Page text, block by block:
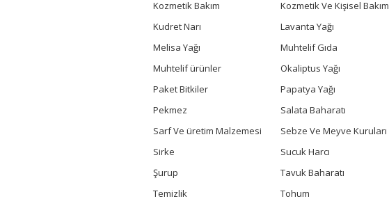
Kozmetik Bakım
Kozmetik Ve Kişisel Bakım
Kudret Narı
Lavanta Yağı
Melisa Yağı
Muhtelif Gıda
Muhtelif ürünler
Okaliptus Yağı
Paket Bitkiler
Papatya Yağı
Pekmez
Salata Baharatı
Sarf Ve üretim Malzemesi
Sebze Ve Meyve Kuruları
Sirke
Sucuk Harcı
Şurup
Tavuk Baharatı
Temizlik
Tohum